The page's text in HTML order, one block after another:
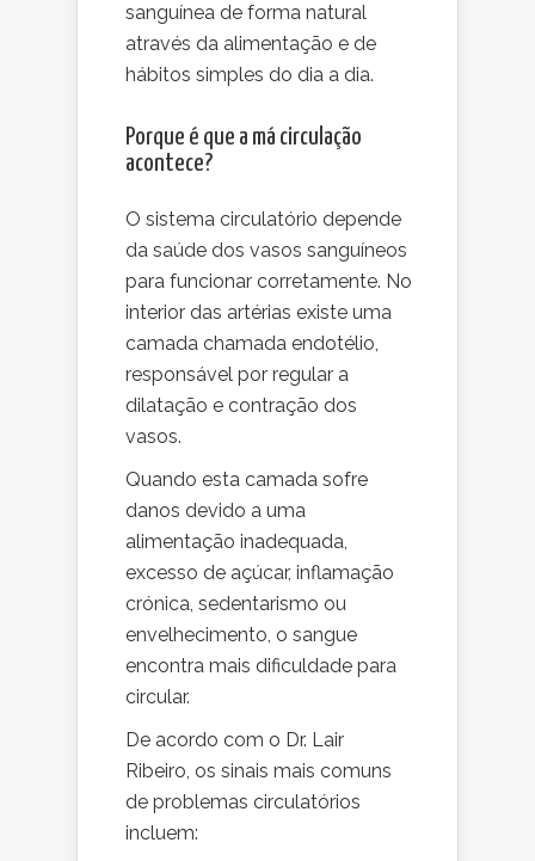
sanguínea de forma natural
através da alimentação e de
hábitos simples do dia a dia.
Porque é que a má circulação
acontece?
O sistema circulatório depende
da saúde dos vasos sanguíneos
para funcionar corretamente. No
interior das artérias existe uma
camada chamada endotélio,
responsável por regular a
dilatação e contração dos
vasos.
Quando esta camada sofre
danos devido a uma
alimentação inadequada,
excesso de açúcar, inflamação
crónica, sedentarismo ou
envelhecimento, o sangue
encontra mais dificuldade para
circular.
De acordo com o Dr. Lair
Ribeiro, os sinais mais comuns
de problemas circulatórios
incluem: